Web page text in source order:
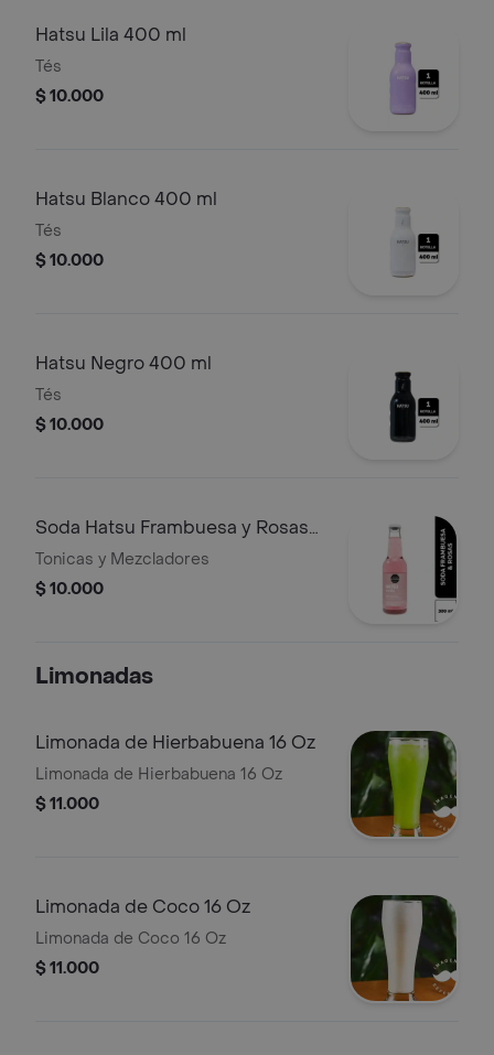
Hatsu Lila 400 ml
Tés
$ 10.000
Hatsu Blanco 400 ml
Tés
$ 10.000
Hatsu Negro 400 ml
Tés
$ 10.000
Soda Hatsu Frambuesa y Rosas
300 ml
Tonicas y Mezcladores
$ 10.000
Limonadas
Limonada de Hierbabuena 16 Oz
Limonada de Hierbabuena 16 Oz
$ 11.000
Limonada de Coco 16 Oz
Limonada de Coco 16 Oz
$ 11.000